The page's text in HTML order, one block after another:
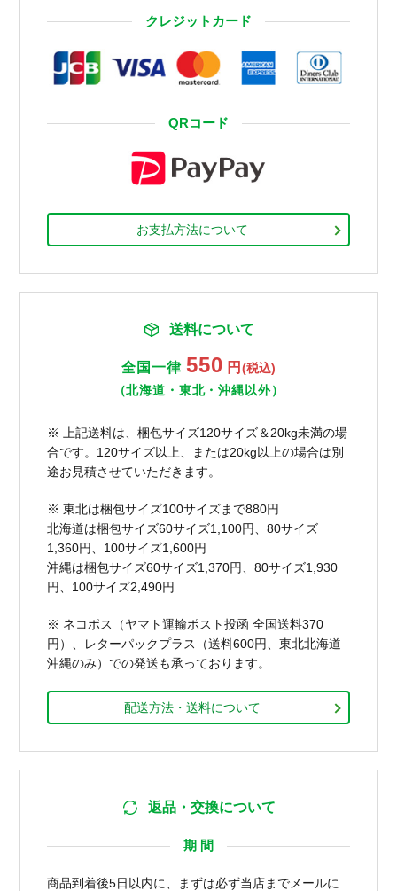
クレジットカード
QRコード
お支払方法について
送料について
全国一律 550 円 (税込)
（北海道・東北・沖縄以外）
※ 上記送料は、梱包サイズ120サイズ＆20kg未満の場
合です。120サイズ以上、または20kg以上の場合は別
途お見積させていただきます。
※ 東北は梱包サイズ100サイズまで880円
北海道は梱包サイズ60サイズ1,100円、80サイズ
1,360円、100サイズ1,600円
沖縄は梱包サイズ60サイズ1,370円、80サイズ1,930
円、100サイズ2,490円
※ ネコポス（ヤマト運輸ポスト投函 全国送料370
円）、レターパックプラス（送料600円、東北北海道
沖縄のみ）での発送も承っております。
配送方法・送料について
返品・交換について
期 間
商品到着後5日以内に、まずは必ず当店までメールに